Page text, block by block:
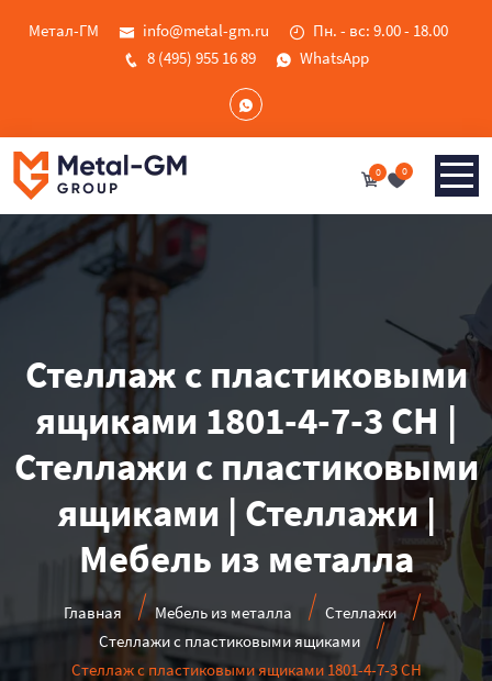
Метал-ГМ info@metal-gm.ru
Пн. - вс: 9.00 - 18.00
8 (495) 955 16 89
WhatsApp
0 0
Стеллаж с пластиковыми
ящиками 1801-4-7-3 CH |
Стеллажи с пластиковыми
ящиками | Стеллажи |
Мебель из металла
Главная Мебель из металла
Стеллажи
Стеллажи с пластиковыми ящиками
Стеллаж с пластиковыми ящиками 1801-4-7-3 CH